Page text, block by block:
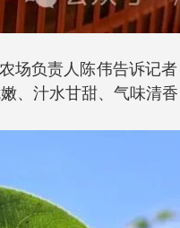
场负责人陈伟告诉记
、汁水甘甜、气味清香